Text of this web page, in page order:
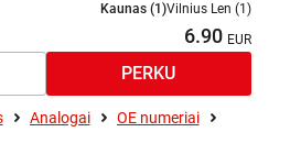
Kaunas (1)Vilnius Len (1)
6.90
Analogai
OE numeriai